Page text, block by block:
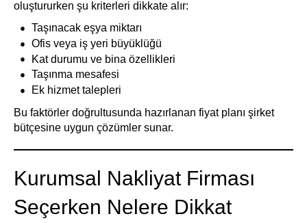
oluştururken şu kriterleri dikkate alır:
Taşınacak eşya miktarı
Ofis veya iş yeri büyüklüğü
Kat durumu ve bina özellikleri
Taşınma mesafesi
Ek hizmet talepleri
Bu faktörler doğrultusunda hazırlanan fiyat planı şirket
bütçesine uygun çözümler sunar.
Kurumsal Nakliyat Firması
Seçerken Nelere Dikkat